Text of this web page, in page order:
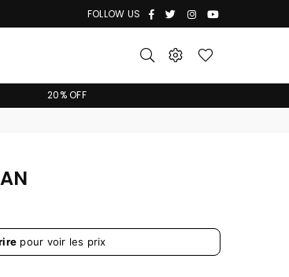
FOLLOW US Facebook
TwitterInstagram
YouTube
20% OFF
pour voir les prix